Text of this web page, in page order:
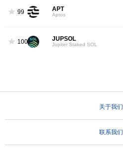
99 APT
Aptos
100 JUPSOL
Jupiter Staked SOL
关于我们
联系我们